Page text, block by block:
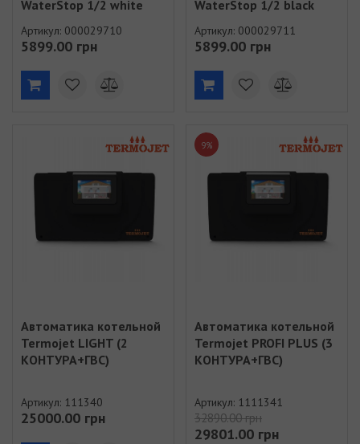
WaterStop 1/2 white
Артикул: 000029710
5899.00 грн
WaterStop 1/2 black
Артикул: 000029711
5899.00 грн
Автоматика котельной
Termojet LIGHT (2
КОНТУРА+ГВС)
Артикул: 111340
25000.00 грн
9%
Автоматика котельной
Termojet PROFI PLUS (3
КОНТУРА+ГВС)
Артикул: 1111341
32890.00 грн
29801.00 грн